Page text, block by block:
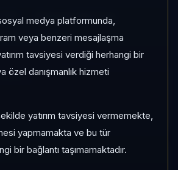
medya platformunda,
veya benzeri mesajlaşma
tavsiyesi verdiği herhangi bir
özel danışmanlık hizmeti
yatırım tavsiyesi vermemekte,
yapmamakta ve bu tür
bir bağlantı taşımamaktadır.
Kategori: Mid Cap
fiyat:0,0000